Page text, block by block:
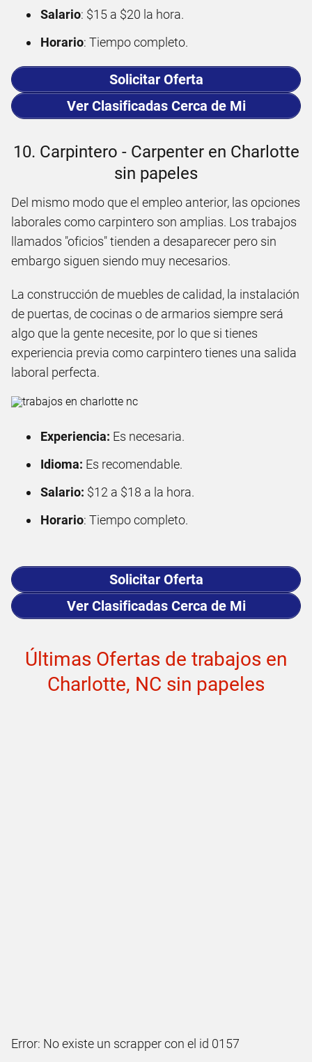
Salario: $15 a $20 la hora.
Horario: Tiempo completo.
Solicitar Oferta
Ver Clasificadas Cerca de Mi
10. Carpintero - Carpenter en Charlotte
sin papeles
Del mismo modo que el empleo anterior, las opciones
laborales como carpintero son amplias. Los trabajos
llamados "oficios" tienden a desaparecer pero sin
embargo siguen siendo muy necesarios.
La construcción de muebles de calidad, la instalación
de puertas, de cocinas o de armarios siempre será
algo que la gente necesite, por lo que si tienes
experiencia previa como carpintero tienes una salida
laboral perfecta.
Experiencia: Es necesaria.
Idioma: Es recomendable.
Salario: $12 a $18 a la hora.
Horario: Tiempo completo.
Solicitar Oferta
Ver Clasificadas Cerca de Mi
Últimas Ofertas de trabajos en
Charlotte, NC sin papeles
Error: No existe un scrapper con el id 0157